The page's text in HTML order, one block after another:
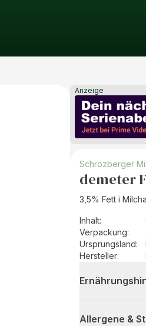
Anzeige
Schrozberger
demeter
3,5% Fett i
Inhalt:
Verpackung:
Ursprungsland:
Hersteller:
Allergene &